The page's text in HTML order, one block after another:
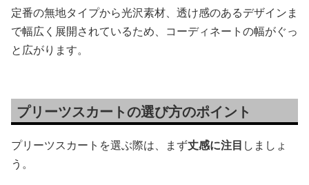
定番の無地タイプから光沢素材、透け感のあるデザインま
で幅広く展開されているため、コーディネートの幅がぐっ
と広がります。
プリーツスカートの選び方のポイント
プリーツスカートを選ぶ際は、まず丈感に注目 しましょ
う。